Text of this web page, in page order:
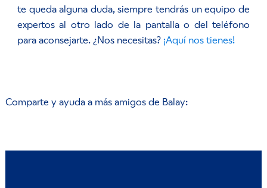
te queda alguna duda, siempre tendrás un equipo de
expertos al otro lado de la pantalla o del teléfono
para aconsejarte. ¿Nos necesitas?¡Aquí nos tienes!
Comparte y ayuda a más amigos de Balay: